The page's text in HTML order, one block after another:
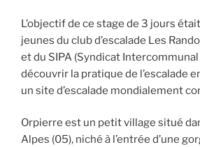
L’objectif de ce stage de 3 jours
jeunes du club d’escalade Les
et du SIPA (Syndicat Intercommunal
découvrir la pratique de l’escalade
un site d’escalade mondialement
Orpierre est un petit village situé
Alpes (05), niché à l’entrée d’une